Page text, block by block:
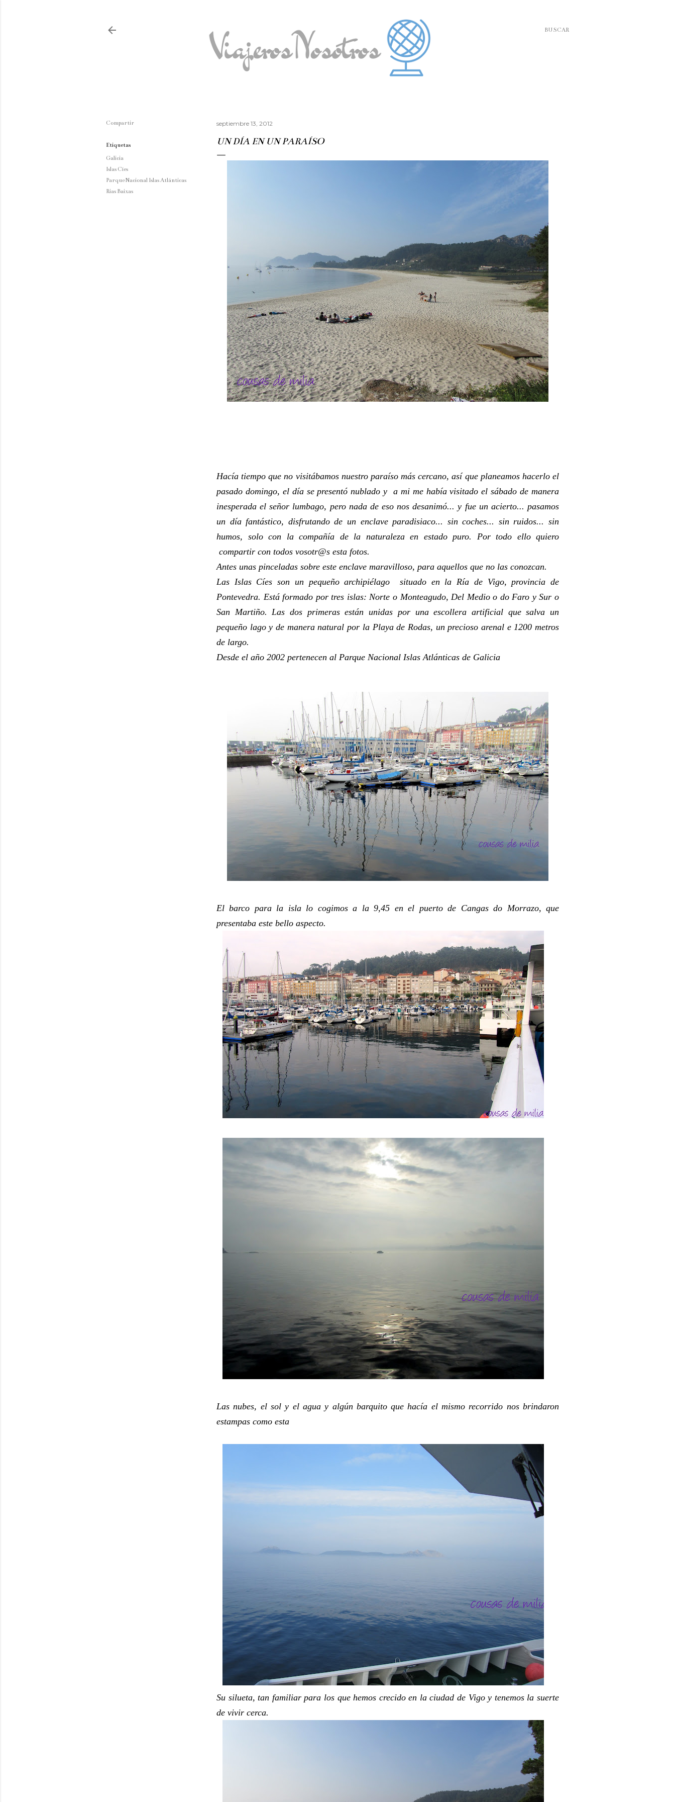
BUSCAR
Compartir
Etiquetas
Galicia
Islas Cíes
Parque Nacional Islas Atlánticas
Rias Baixas
septiembre 13, 2012
UN DÍA EN UN PARAÍSO
Hacía tiempo que no visitábamos nuestro paraíso más cercano, así que planeamos hacerlo el
pasado domingo, el día se presentó nublado y a mi me había visitado el sábado de manera
inesperada el señor lumbago, pero nada de eso nos desanimó... y fue un acierto... pasamos
un día fantástico, disfrutando de un enclave paradisiaco... sin coches... sin ruidos... sin
humos, solo con la compañía de la naturaleza en estado puro. Por todo ello quiero
compartir con todos vosotr@s esta fotos.
Antes unas pinceladas sobre este enclave maravilloso, para aquellos que no las conozcan.
Las Islas Cíes son un pequeño archipiélago situado en la Ría de Vigo, provincia de
Pontevedra. Está formado por tres islas: Norte o Monteagudo, Del Medio o do Faro y Sur o
San Martiño. Las dos primeras están unidas por una escollera artificial que salva un
pequeño lago y de manera natural por la Playa de Rodas, un precioso arenal e 1200 metros
de largo.
Desde el año 2002 pertenecen al Parque Nacional Islas Atlánticas de Galicia
El barco para la isla lo cogimos a la 9,45 en el puerto de Cangas do Morrazo, que
presentaba este bello aspecto.
Las nubes, el sol y el agua y algún barquito que hacía el mismo recorrido nos brindaron
estampas como esta
Su silueta, tan familiar para los que hemos crecido en la ciudad de Vigo y tenemos la suerte
de vivir cerca.